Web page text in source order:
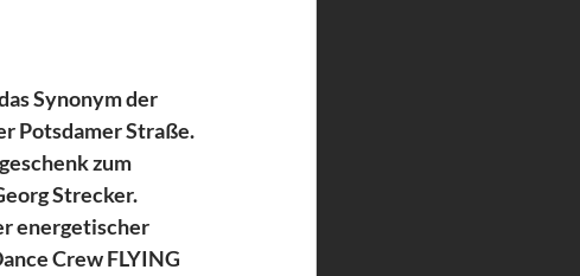
Synonym der
Potsdamer Straße.
zum
Strecker.
energetischer
Crew FLYING